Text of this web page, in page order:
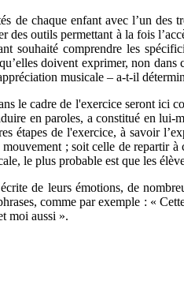
de chaque enfant avec l’un
des outils permettant à la fois
souhaité comprendre les
doivent exprimer, non dans
musicale – a-t-il
le cadre de l'exercice seront ici
en paroles, a constitué en lui-
étapes de l'exercice, à savoir
; soit celle de repartir
le plus probable est que les
de leurs émotions, de
comme par exemple : «
moi aussi ».